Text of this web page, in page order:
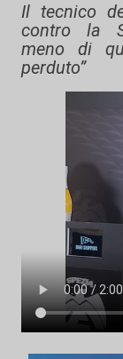
Il tecnico
contro la
meno di
perduto”